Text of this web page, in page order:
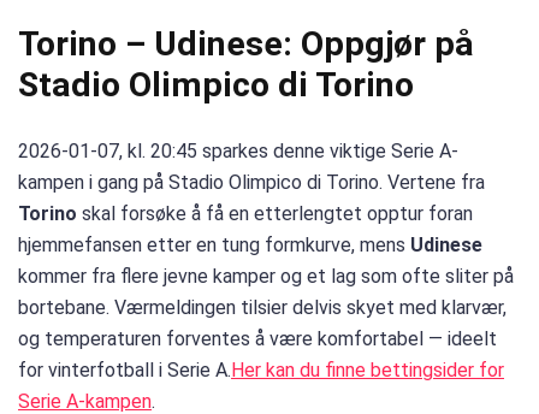
Torino – Udinese: Oppgjør på
Stadio Olimpico di Torino
2026-01-07, kl. 20:45 sparkes denne viktige Serie A-
kampen i gang på Stadio Olimpico di Torino. Vertene fra
Torino skal forsøke å få en etterlengtet opptur foran
hjemmefansen etter en tung formkurve, mens Udinese
kommer fra flere jevne kamper og et lag som ofte sliter på
bortebane. Værmeldingen tilsier delvis skyet med klarvær,
og temperaturen forventes å være komfortabel — ideelt
for vinterfotball i Serie A.Her kan du finne bettingsider for
Serie A-kampen.